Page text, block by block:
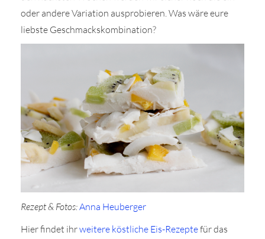
oder andere Variation ausprobieren. Was wäre eure
liebste Geschmackskombination?
Rezept & Fotos:Anna Heuberger
Hier findet ihrweitere köstliche Eis-Rezeptefür das